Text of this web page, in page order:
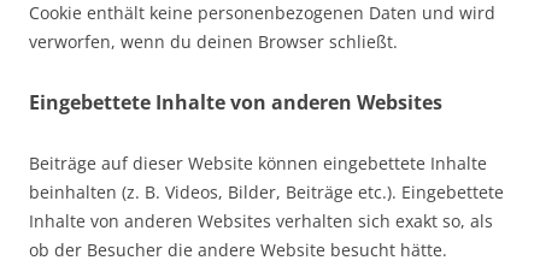
Cookie enthält keine personenbezogenen Daten und wird
verworfen, wenn du deinen Browser schließt.
Eingebettete Inhalte von anderen Websites
Beiträge auf dieser Website können eingebettete Inhalte
beinhalten (z. B. Videos, Bilder, Beiträge etc.). Eingebettete
Inhalte von anderen Websites verhalten sich exakt so, als
ob der Besucher die andere Website besucht hätte.